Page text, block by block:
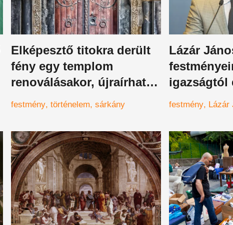
Elképesztő titokra derült
fény egy templom
renoválásakor, újraírhatja
a teljes történelmet, és
mindent, amit eddig
hittünk
festmény történelem sárkány
Lázár
igazságtól
szemed
festmény Lázár